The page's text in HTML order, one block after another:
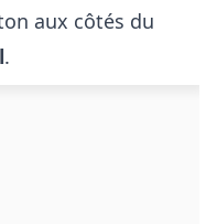
aux côtés du
.